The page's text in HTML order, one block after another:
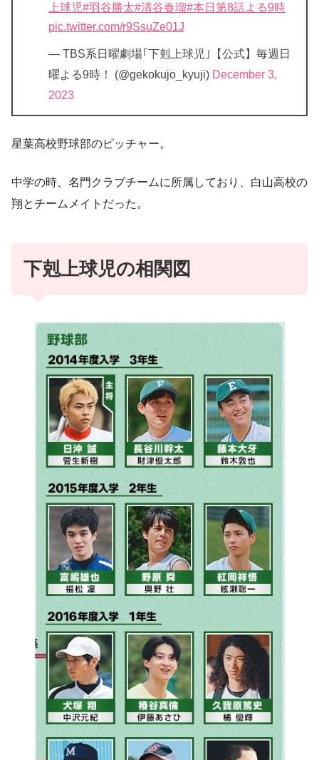
上球児#羽谷勝太#清谷春瑠#本日第8話よる9時
pic.twitter.com/r9SsuZe01J
— TBS系日曜劇場｢下剋上球児｣【公式】毎週日
曜よる9時！ (@gekokujo_kyuji) December 3,
2023
星葉高校野球部のピッチャー。
中学の時、名門クラブチームに所属しており、白山高校の
翔とチームメイトだった。
下剋上球児の相関図